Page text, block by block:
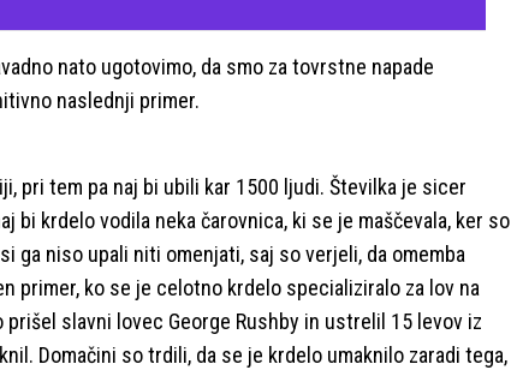
nato ugotovimo, da smo za tovrstne napade
naslednji primer.
pri tem pa naj bi ubili kar 1500 ljudi. Številka je sicer
bi krdelo vodila neka čarovnica, ki se je maščevala, ker so
ga niso upali niti omenjati, saj so verjeli, da omemba
primer, ko se je celotno krdelo specializiralo za lov na
slavni lovec George Rushby in ustrelil 15 levov iz
Domačini so trdili, da se je krdelo umaknilo zaradi tega,